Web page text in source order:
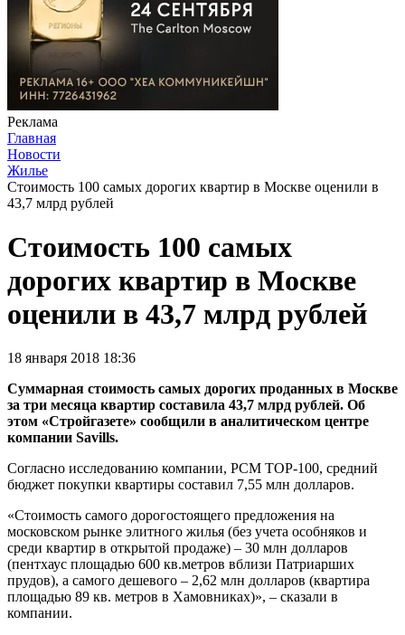
Реклама
Главная
Новости
Жилье
Стоимость 100 самых дорогих квартир в Москве оценили в
43,7 млрд рублей
Стоимость 100 самых
дорогих квартир в Москве
оценили в 43,7 млрд рублей
18 января 2018 18:36
Суммарная стоимость самых дорогих проданных в Москве
за три месяца квартир составила 43,7 млрд рублей. Об
этом «Стройгазете» сообщили в аналитическом центре
компании Savills.
Согласно исследованию компании, PCM TOP-100, средний
бюджет покупки квартиры составил 7,55 млн долларов.
«Стоимость самого дорогостоящего предложения на
московском рынке элитного жилья (без учета особняков и
среди квартир в открытой продаже) – 30 млн долларов
(пентхаус площадью 600 кв.метров вблизи Патриарших
прудов), а самого дешевого – 2,62 млн долларов (квартира
площадью 89 кв. метров в Хамовниках)», – сказали в
компании.